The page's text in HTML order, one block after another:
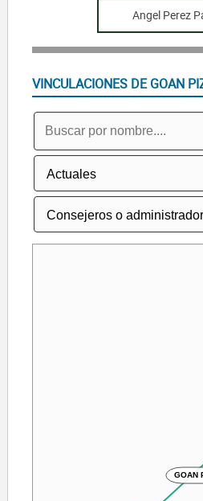
Angel Perez
VINCULACIONES DE GOAN
GOAN